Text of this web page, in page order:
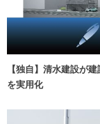
【独自】清水建設が
を実用化